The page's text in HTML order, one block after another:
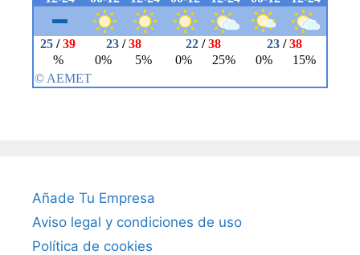
Añade Tu Empresa
Aviso legal y condiciones de uso
Política de cookies